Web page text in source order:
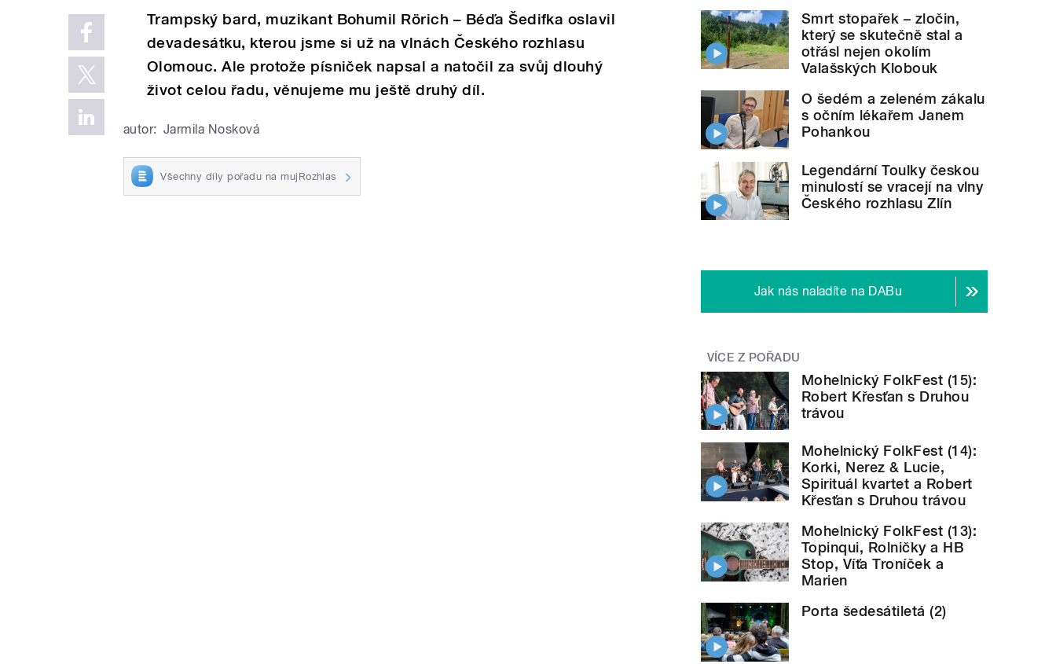
Trampský bard, muzikant Bohumil Rörich – Béďa Šedifka oslavil
devadesátku, kterou jsme si už na vlnách Českého rozhlasu
Olomouc. Ale protože písniček napsal a natočil za svůj dlouhý
život celou řadu, věnujeme mu ještě druhý díl.
autor: Jarmila Nosková
Všechny díly pořadu na mujRozhlas
Smrt stopařek – zločin,
který se skutečně stal a
otřásl nejen okolím
Valašských Klobouk
O šedém a zeleném zákalu
s očním lékařem Janem
Pohankou
Legendární Toulky českou
minulostí se vracejí na vlny
Českého rozhlasu Zlín
Jak nás naladíte na DABu
VÍCE Z POŘADU
Mohelnický FolkFest (15):
Robert Křesťan s Druhou
trávou
Mohelnický FolkFest (14):
Korki, Nerez & Lucie,
Spirituál kvartet a Robert
Křesťan s Druhou trávou
Mohelnický FolkFest (13):
Topinqui, Rolničky a HB
Stop, Víťa Troníček a
Marien
Porta šedesátiletá (2)